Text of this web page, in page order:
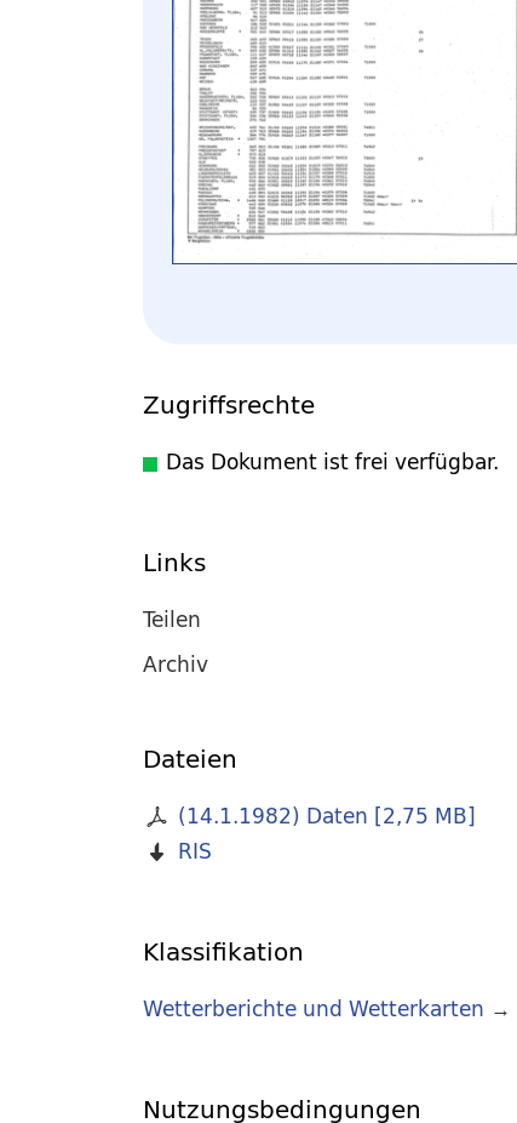
Zugriffsrechte
Das Dokument ist frei verfügbar.
Links
Teilen
Archiv
Dateien
(14.1.1982) Daten [2,75 MB]
RIS
Klassifikation
Wetterberichte und Wetterkarten →
Nutzungsbedingungen